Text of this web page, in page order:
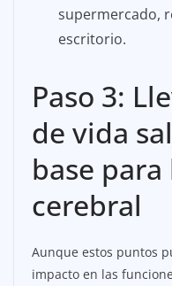
supermercado,
escritorio.
Paso 3:
de vida
base para
cerebral
Aunque estos puntos
impacto en las